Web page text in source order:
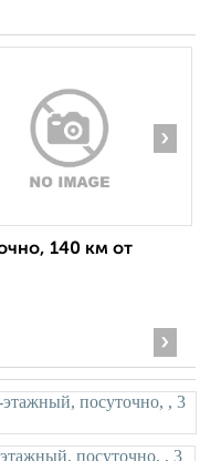
›
140 км от
›